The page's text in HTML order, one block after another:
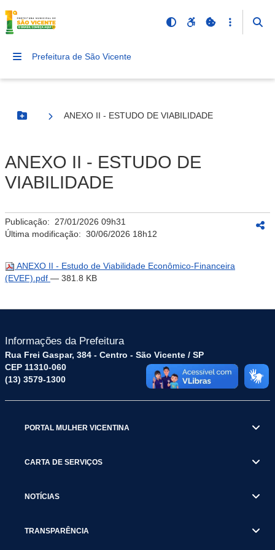
Prefeitura de São Vicente
Botão Menu
ANEXO II - ESTUDO DE VIABILIDADE
ANEXO II - ESTUDO DE
VIABILIDADE
Publicação: 27/01/2026 09h31
Última modificação: 30/06/2026 18h12
ANEXO II - Estudo de Viabilidade Econômico-Financeira
(EVEF).pdf — 381.8 KB
Informações da Prefeitura
Rua Frei Gaspar, 384 - Centro - São Vicente / SP
CEP 11310-060
(13) 3579-1300
PORTAL MULHER VICENTINA
CARTA DE SERVIÇOS
NOTÍCIAS
TRANSPARÊNCIA